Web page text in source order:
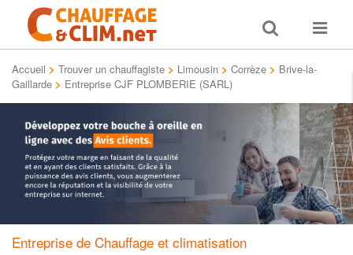
Toggle
search
Toggle
Accueil > Trouver un chauffagiste > Limousin > Corrèze > Brive-la-
Gaillarde > Entreprise CJF PLOMBERIE (SARL)
Entreprise de Chauffage et climatisation